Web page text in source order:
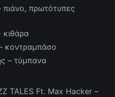
πρωτότυπες
κοντραμπάσο
– τύμπανα
TALES Ft. Max Hacker –